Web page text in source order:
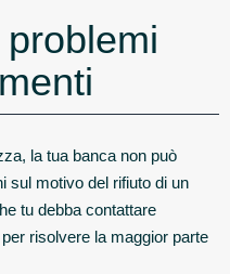
la tua banca non può
sul motivo del rifiuto di un
tu debba contattare
risolvere la maggior parte